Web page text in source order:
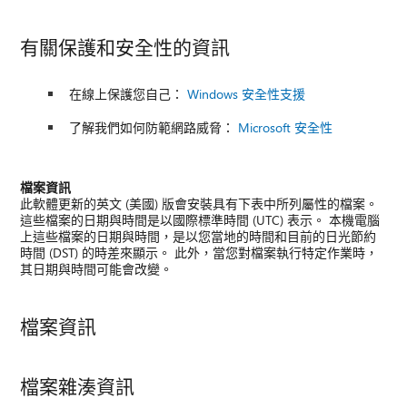
有關保護和安全性的資訊
在線上保護您自己：Windows 安全性支援
了解我們如何防範網路威脅： Microsoft 安全性
檔案資訊
此軟體更新的英文 (美國) 版會安裝具有下表中所列屬性的檔案。
這些檔案的日期與時間是以國際標準時間 (UTC) 表示。 本機電腦
上這些檔案的日期與時間，是以您當地的時間和目前的日光節約
時間 (DST) 的時差來顯示。 此外，當您對檔案執行特定作業時，
其日期與時間可能會改變。
檔案資訊
檔案雜湊資訊